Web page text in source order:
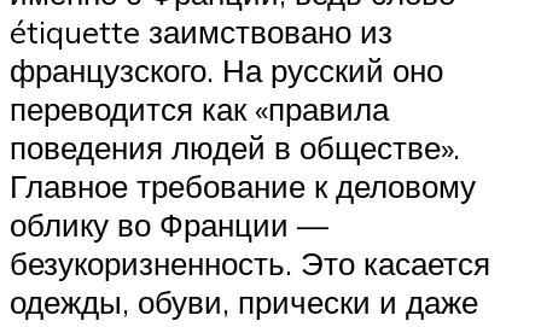
étiquette заимствовано из
французского. На русский оно
переводится как «правила
поведения людей в обществе».
Главное требование к деловому
облику во Франции —
безукоризненность. Это касается
одежды, обуви, прически и даже